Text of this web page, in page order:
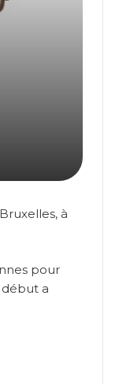
à
pour
début a